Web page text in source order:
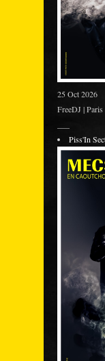
25 Oct 2026
FreeDJ | Paris
Piss'In